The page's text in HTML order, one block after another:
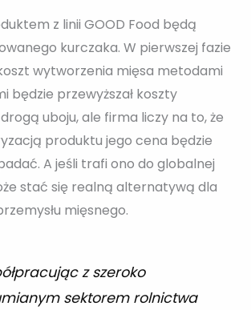
z linii GOOD Food będą
kurczaka. W pierwszej fazie
wytworzenia mięsa metodami
będzie przewyższał koszty
uboju, ale firma liczy na to, że
produktu jego cena będzie
A jeśli trafi ono do globalnej
stać się realną alternatywą dla
mięsnego.
z szeroko
sektorem rolnictwa